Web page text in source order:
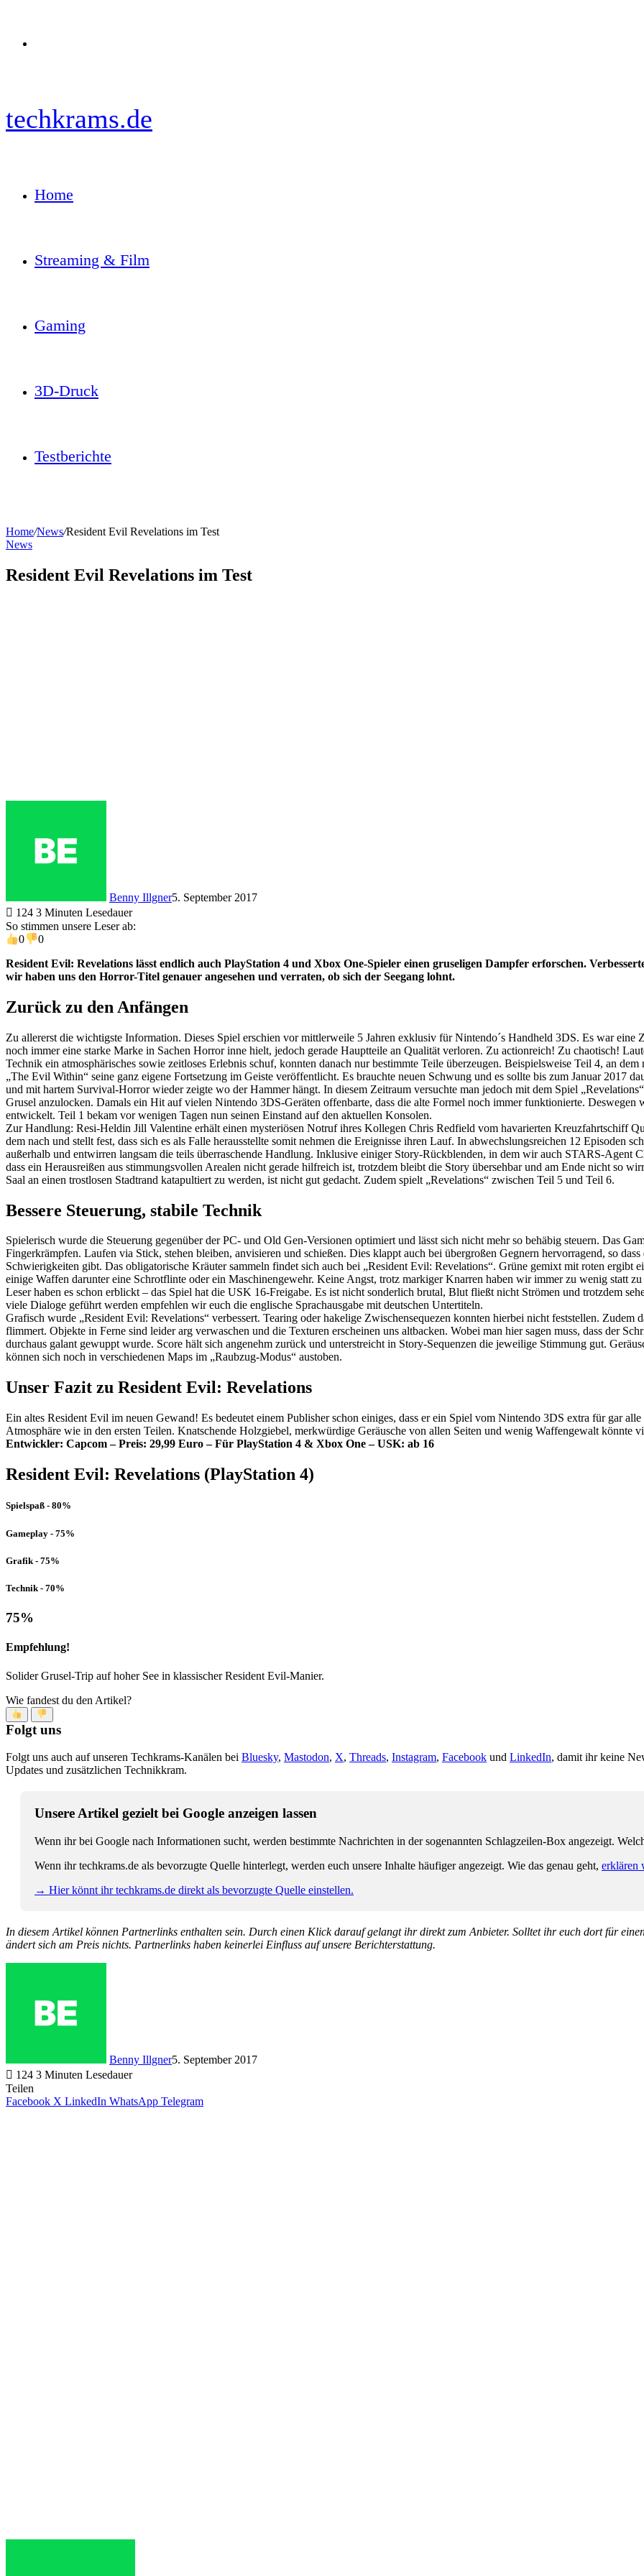
techkrams.de
Home
Streaming & Film
Gaming
3D-Druck
Testberichte
Home/News/Resident Evil Revelations im Test
News
Resident Evil Revelations im Test
Benny Illgner5. September 2017
124 3 Minuten Lesedauer
So stimmen unsere Leser ab:
0
0
Resident Evil: Revelations lässt endlich auch PlayStation 4 und Xbox One-Spieler einen gruseligen Dampfer erforschen.
wir haben uns den Horror-Titel genauer angesehen und verraten, ob sich der Seegang lohnt.
Zurück zu den Anfängen
Zu allererst die wichtigste Information. Dieses Spiel erschien vor mittlerweile 5 Jahren exklusiv für Nintendo´s Handheld 3DS. Es war
noch immer eine starke Marke in Sachen Horror inne hielt, jedoch gerade Hauptteile an Qualität verloren. Zu actionreich! Zu chaotisch!
Technik ein atmosphärisches sowie zeitloses Erlebnis schuf, konnten danach nur bestimmte Teile überzeugen. Beispielsweise Teil 4, an
„The Evil Within“ seine ganz eigene Fortsetzung im Geiste veröffentlicht. Es brauchte neuen Schwung und es sollte bis zum Januar 2017
und mit hartem Survival-Horror wieder zeigte wo der Hammer hängt. In diesem Zeitraum versuchte man jedoch mit dem Spiel
Grusel anzulocken. Damals ein Hit auf vielen Nintendo 3DS-Geräten offenbarte, dass die alte Formel noch immer funktionierte.
entwickelt. Teil 1 bekam vor wenigen Tagen nun seinen Einstand auf den aktuellen Konsolen.
Zur Handlung: Resi-Heldin Jill Valentine erhält einen mysteriösen Notruf ihres Kollegen Chris Redfield vom havarierten Kreuzfahrtschiff
dem nach und stellt fest, dass sich es als Falle herausstellte somit nehmen die Ereignisse ihren Lauf. In abwechslungsreichen 12 Episoden
außerhalb und entwirren langsam die teils überraschende Handlung. Inklusive einiger Story-Rückblenden, in dem wir auch STARS-Agent
dass ein Herausreißen aus stimmungsvollen Arealen nicht gerade hilfreich ist, trotzdem bleibt die Story übersehbar und am Ende nicht so
Saal an einen trostlosen Stadtrand katapultiert zu werden, ist nicht gut gedacht. Zudem spielt „Revelations“ zwischen Teil 5 und Teil 6.
Bessere Steuerung, stabile Technik
Spielerisch wurde die Steuerung gegenüber der PC- und Old Gen-Versionen optimiert und lässt sich nicht mehr so behäbig steuern. Das
Fingerkrämpfen. Laufen via Stick, stehen bleiben, anvisieren und schießen. Dies klappt auch bei übergroßen Gegnern hervorragend, so
Schwierigkeiten gibt. Das obligatorische Kräuter sammeln findet sich auch bei „Resident Evil: Revelations“. Grüne gemixt mit roten ergibt
einige Waffen darunter eine Schrotflinte oder ein Maschinengewehr. Keine Angst, trotz markiger Knarren haben wir immer zu wenig statt
Leser haben es schon erblickt – das Spiel hat die USK 16-Freigabe. Es ist nicht sonderlich brutal, Blut fließt nicht Strömen und trotzdem
viele Dialoge geführt werden empfehlen wir euch die englische Sprachausgabe mit deutschen Untertiteln.
Grafisch wurde „Resident Evil: Revelations“ verbessert. Tearing oder hakelige Zwischensequezen konnten hierbei nicht feststellen.
flimmert. Objekte in Ferne sind leider arg verwaschen und die Texturen erscheinen uns altbacken. Wobei man hier sagen muss, dass der
durchaus galant gewuppt wurde. Score hält sich angenehm zurück und unterstreicht in Story-Sequenzen die jeweilige Stimmung gut.
können sich noch in verschiedenen Maps im „Raubzug-Modus“ austoben.
Unser Fazit zu Resident Evil: Revelations
Ein altes Resident Evil im neuen Gewand! Es bedeutet einem Publisher schon einiges, dass er ein Spiel vom Nintendo 3DS extra für gar
Atmosphäre wie in den ersten Teilen. Knatschende Holzgiebel, merkwürdige Geräusche von allen Seiten und wenig Waffengewalt könnte
Entwickler: Capcom – Preis: 29,99 Euro – Für PlayStation 4 & Xbox One – USK: ab 16
Resident Evil: Revelations (PlayStation 4)
Spielspaß - 80%
Gameplay - 75%
Grafik - 75%
Technik - 70%
75%
Empfehlung!
Solider Grusel-Trip auf hoher See in klassischer Resident Evil-Manier.
Wie fandest du den Artikel?
Folgt uns
Folgt uns auch auf unseren Techkrams-Kanälen bei Bluesky, Mastodon, X, Threads, Instagram, Facebook und LinkedIn, damit ihr keine
Updates und zusätzlichen Technikkram.
Unsere Artikel gezielt bei Google anzeigen lassen
Wenn ihr bei Google nach Informationen sucht, werden bestimmte Nachrichten in der sogenannten Schlagzeilen-Box angezeigt.
Wenn ihr techkrams.de als bevorzugte Quelle hinterlegt, werden euch unsere Inhalte häufiger angezeigt. Wie das genau geht, erklären
→ Hier könnt ihr techkrams.de direkt als bevorzugte Quelle einstellen.
In diesem Artikel können Partnerlinks enthalten sein. Durch einen Klick darauf gelangt ihr direkt zum Anbieter. Solltet ihr euch dort für
ändert sich am Preis nichts. Partnerlinks haben keinerlei Einfluss auf unsere Berichterstattung.
Benny Illgner5. September 2017
124 3 Minuten Lesedauer
Teilen
Facebook X LinkedIn WhatsApp Telegram